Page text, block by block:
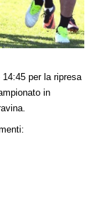
14:45 per la ripresa
in